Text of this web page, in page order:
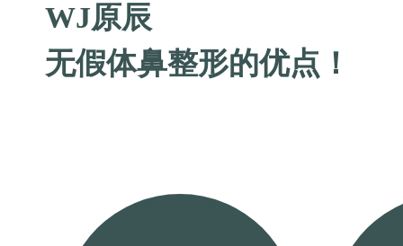
WJ原辰
无假体鼻整形的优点！